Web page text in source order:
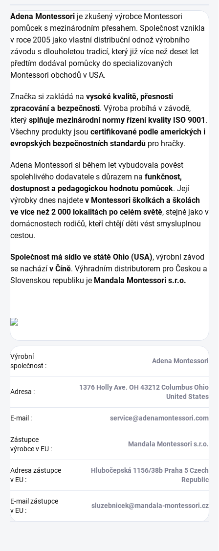
Adena Montessori je zkušený výrobce Montessori
pomůcek s mezinárodním přesahem. Společnost vznikla
v roce 2005 jako vlastní distribuční odnož výrobního
závodu s dlouholetou tradicí, který již více než deset let
předtím dodával pomůcky do specializovaných
Montessori obchodů v USA.
Značka si zakládá na vysoké kvalitě, přesnosti
zpracování a bezpečnosti. Výroba probíhá v závodě,
který splňuje mezinárodní normy řízení kvality ISO 9001.
Všechny produkty jsou certifikované podle amerických i
evropských bezpečnostních standardů pro hračky.
Adena Montessori si během let vybudovala pověst
spolehlivého dodavatele s důrazem na funkčnost,
dostupnost a pedagogickou hodnotu pomůcek. Její
výrobky dnes najdete v Montessori školkách a školách
ve více než 2 000 lokalitách po celém světě, stejně jako v
domácnostech rodičů, kteří chtějí děti vést smysluplnou
cestou.
Společnost má sídlo ve státě Ohio (USA), výrobní závod
se nachází v Číně. Výhradním distributorem pro Českou a
Slovenskou republiku je Mandala Montessori s.r.o.
Výrobní
společnost :
Adena Montessori
Adresa :
1376 Holly Ave. OH 43212 Columbus Ohio
United States
E-mail : service@adenamontessori.com
Zástupce
výrobce v EU :
Mandala Montessori s.r.o.
Adresa zástupce
v EU :
Hlubočepská 1156/38b Praha 5 Czech
Republic
E-mail zástupce
v EU :
sluzebnicek@mandala-montessori.cz